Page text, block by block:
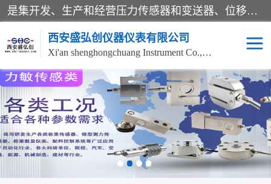
是集开发、生产和经营压力传感器和变送器、位移传感器和变送器、流量传感器和变送器、称重传感器和变送器、测力传感器和变送器、温湿度传感器和变送器、扭矩传感器、智能数显控制仪表等产品的化高新技术企业。
西安盛弘创仪器仪表有限公司
Xi'an shenghongchuang Instrument Co., Ltd
称重传感器 超声波流量计
压力变送器 通用型压力变送器
流量计